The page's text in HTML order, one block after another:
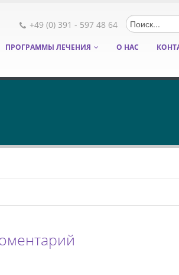
+49 (0) 391 - 597 48 64
ПРОГРАММЫ ЛЕЧЕНИЯ О НАС